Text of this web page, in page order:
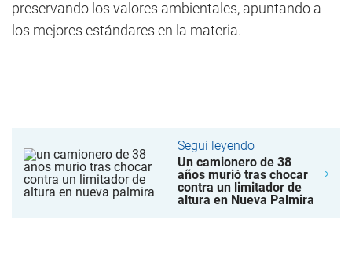
preservando los valores ambientales, apuntando a
los mejores estándares en la materia.
Seguí leyendo
Un camionero de 38
años murió tras chocar
contra un limitador de
altura en Nueva Palmira